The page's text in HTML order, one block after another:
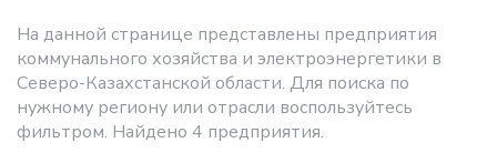
На данной странице представлены предприятия
коммунального хозяйства и электроэнергетики в
Северо-Казахстанской области. Для поиска по
нужному региону или отрасли воспользуйтесь
фильтром. Найдено 4 предприятия.